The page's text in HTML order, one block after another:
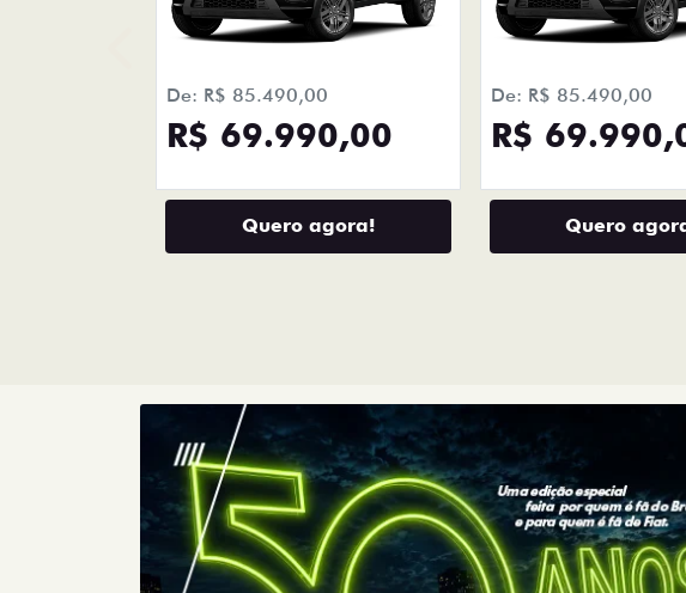
De: R$ 85.490,00
R$ 69.990,00
Quero agora!
De: R$ 85.490,00
R$
Quero